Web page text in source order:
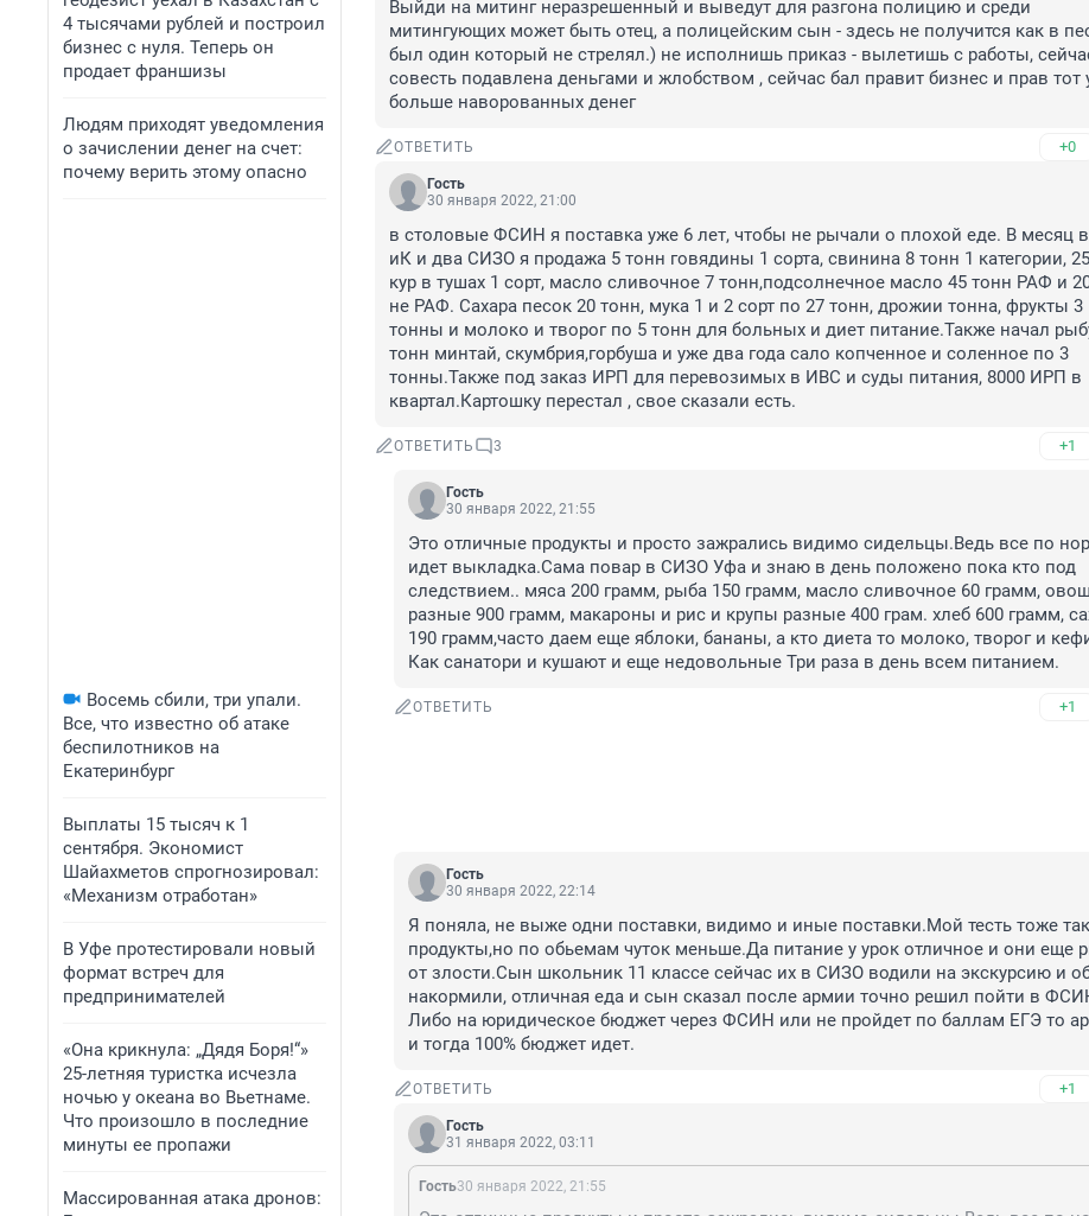
4 тысячами рублей и построил
бизнес с нуля. Теперь он
продает франшизы
Людям приходят уведомления
о зачислении денег на счет:
почему верить этому опасно
Восемь сбили, три упали.
Все, что известно об атаке
беспилотников на
Екатеринбург
Выплаты 15 тысяч к 1
сентября. Экономист
Шайахметов спрогнозировал:
«Механизм отработан»
В Уфе протестировали новый
формат встреч для
предпринимателей
«Она крикнула: „Дядя Боря!“»
25-летняя туристка исчезла
ночью у океана во Вьетнаме.
Что произошло в последние
минуты ее пропажи
Массированная атака дронов:
Выйди на митинг неразрешенный и выведут для разгона полицию и среди
митингующих может быть отец, а полицейским сын - здесь не получится как в
был один который не стрелял.) не исполнишь приказ - вылетишь с работы,
совесть подавлена деньгами и жлобством , сейчас бал правит бизнес и прав тот
больше наворованных денег
ОТВЕТИТЬ +0
Гость
30 января 2022, 21:00
в столовые ФСИН я поставка уже 6 лет, чтобы не рычали о плохой еде. В месяц
иК и два СИЗО я продажа 5 тонн говядины 1 сорта, свинина 8 тонн 1 категории,
кур в тушах 1 сорт, масло сливочное 7 тонн,подсолнечное масло 45 тонн РАФ и
не РАФ. Сахара песок 20 тонн, мука 1 и 2 сорт по 27 тонн, дрожии тонна, фрукты 3
тонны и молоко и творог по 5 тонн для больных и диет питание.Также начал
тонн минтай, скумбрия,горбуша и уже два года сало копченное и соленное по 3
тонны.Также под заказ ИРП для перевозимых в ИВС и суды питания, 8000 ИРП в
квартал.Картошку перестал , свое сказали есть.
ОТВЕТИТЬ 3 +1
Гость
30 января 2022, 21:55
Это отличные продукты и просто зажрались видимо сидельцы.Ведь все по
идет выкладка.Сама повар в СИЗО Уфа и знаю в день положено пока кто под
следствием.. мяса 200 грамм, рыба 150 грамм, масло сливочное 60 грамм,
разные 900 грамм, макароны и рис и крупы разные 400 грам. хлеб 600 грамм,
190 грамм,часто даем еще яблоки, бананы, а кто диета то молоко, творог и
Как санатори и кушают и еще недовольные Три раза в день всем питанием.
ОТВЕТИТЬ +1
Гость
30 января 2022, 22:14
Я поняла, не выже одни поставки, видимо и иные поставки.Мой тесть тоже
продукты,но по обьемам чуток меньше.Да питание у урок отличное и они еще
от злости.Сын школьник 11 классе сейчас их в СИЗО водили на экскурсию и
накормили, отличная еда и сын сказал после армии точно решил пойти в
Либо на юридическое бюджет через ФСИН или не пройдет по баллам ЕГЭ то
и тогда 100% бюджет идет.
ОТВЕТИТЬ +1
Гость
31 января 2022, 03:11
Гость30 января 2022, 21:55